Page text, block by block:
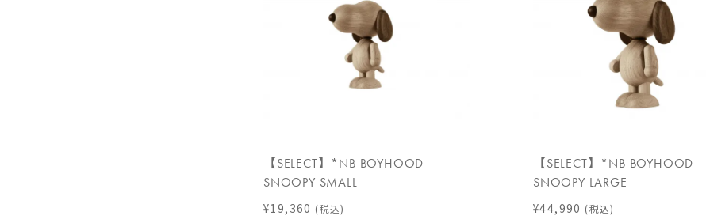
【SELECT】*NB BOYHOOD
SNOOPY SMALL
¥19,360 (税込)
【SELECT】*NB BOYHOOD
SNOOPY LARGE
¥44,990 (税込)